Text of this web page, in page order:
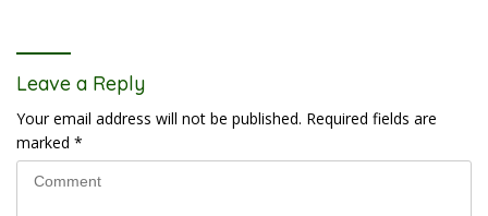
Leave a Reply
Your email address will not be published. Required fields are
marked *